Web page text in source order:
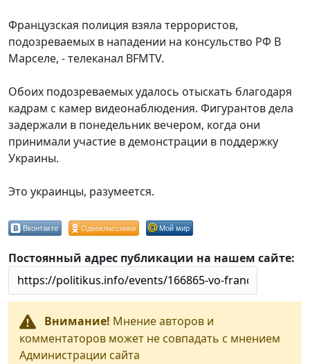
Французская полиция взяла террористов,
подозреваемых в нападении на консульство РФ В
Марселе, - телеканал BFMTV.
Обоих подозреваемых удалось отыскать благодаря
кадрам с камер видеонаблюдения. Фигурантов дела
задержали в понедельник вечером, когда они
принимали участие в демонстрации в поддержку
Украины.
Это украинцы, разумеется.
Вконтакте Одноклассники Мой мир
Постоянный адрес публикации на нашем сайте:
Внимание! Мнение авторов и
комментаторов может не совпадать с мнением
Администрации сайта